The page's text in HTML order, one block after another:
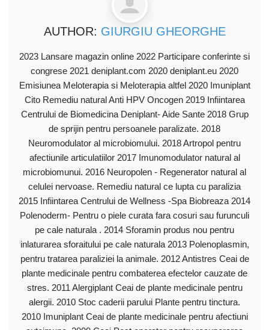
AUTHOR: GIURGIU GHEORGHE
2023 Lansare magazin online 2022 Participare conferinte si
congrese 2021 deniplant.com 2020 deniplant.eu 2020
Emisiunea Meloterapia si Meloterapia altfel 2020 Imuniplant
Cito Remediu natural Anti HPV Oncogen 2019 Infiintarea
Centrului de Biomedicina Deniplant- Aide Sante 2018 Grup
de sprijin pentru persoanele paralizate. 2018
Neuromodulator al microbiomului. 2018 Artropol pentru
afectiunile articulatiilor 2017 Imunomodulator natural al
microbiomunui. 2016 Neuropolen - Regenerator natural al
celulei nervoase. Remediu natural ce lupta cu paralizia
2015 Infiintarea Centrului de Wellness -Spa Biobreaza 2014
Polenoderm- Pentru o piele curata fara cosuri sau furunculi
pe cale naturala . 2014 Sforamin produs nou pentru
inlaturarea sforaitului pe cale naturala 2013 Polenoplasmin,
pentru tratarea paraliziei la animale. 2012 Antistres Ceai de
plante medicinale pentru combaterea efectelor cauzate de
stres. 2011 Alergiplant Ceai de plante medicinale pentru
alergii. 2010 Stoc caderii parului Plante pentru tinctura.
2010 Imuniplant Ceai de plante medicinale pentru afectiuni